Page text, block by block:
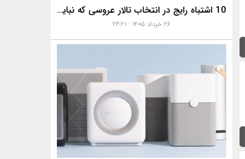
10 اشتباه رایج در انتخاب تالار عروسی که نباید مرتکب شوید!✅
۲۶ خرداد ۱۴۰۵ - ۲۳:۲۱